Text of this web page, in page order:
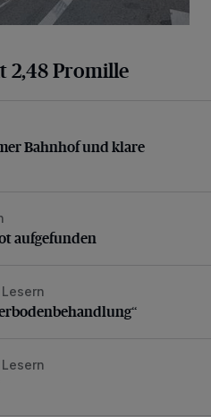
2,48 Promille
Bahnhof und klare Ansage
Bahnhof und klare
aufgefunden
aufgefunden